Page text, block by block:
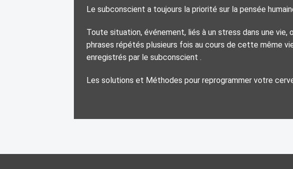
Le subconscient a toujours la priorité sur la pensée
Toute situation, événement, liés à un stress dans une vie,
phrases répétés plusieurs fois au cours de cette même
enregistrés par le subconscient .
Les solutions et Méthodes pour reprogrammer votre